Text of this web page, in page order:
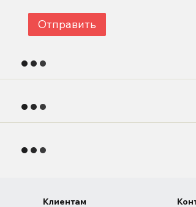
Отправить
Клиентам